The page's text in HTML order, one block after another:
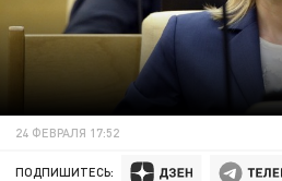
24 ФЕВРАЛЯ 17:52
ПОДПИШИТЕСЬ: